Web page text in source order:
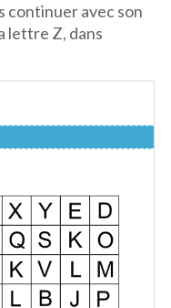
continuer avec son
lettre Z, dans